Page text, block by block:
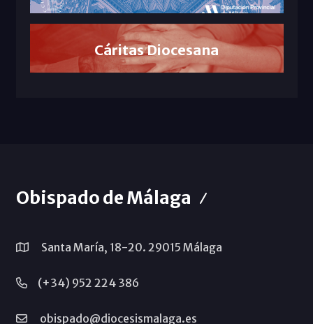
Cáritas Diocesana
Obispado de Málaga
Santa María, 18-20. 29015 Málaga
(+34) 952 224 386
obispado@diocesismalaga.es